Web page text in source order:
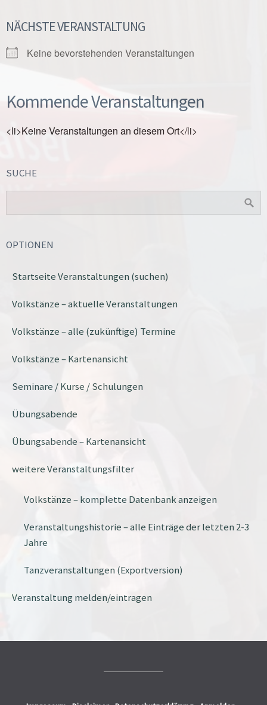
NÄCHSTE VERANSTALTUNG
Keine bevorstehenden Veranstaltungen
Kommende Veranstaltungen
<li>Keine Veranstaltungen an diesem Ort</li>
SUCHE
OPTIONEN
Startseite Veranstaltungen (suchen)
Volkstänze – aktuelle Veranstaltungen
Volkstänze – alle (zukünftige) Termine
Volkstänze – Kartenansicht
Seminare / Kurse / Schulungen
Übungsabende
Übungsabende – Kartenansicht
weitere Veranstaltungsfilter
Volkstänze – komplette Datenbank anzeigen
Veranstaltungshistorie – alle Einträge der letzten 2-3
Jahre
Tanzveranstaltungen (Exportversion)
Veranstaltung melden/eintragen